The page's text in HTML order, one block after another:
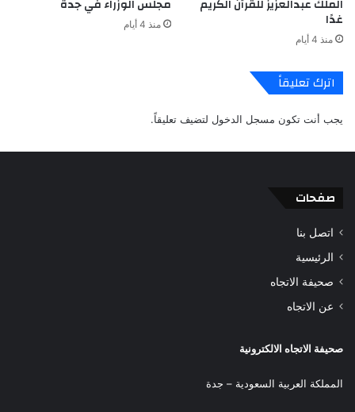
الملك عبدالعزيز للقرآن الكريم
غدًا
منذ 4 أيام
مجلس الوزراء في جدة
منذ 4 أيام
اترك تعليقاً
يجب أنت تكون مسجل الدخول لتضيف تعليقاً.
صفحات
اتصل بنا
الرئيسية
صحيفة الاتجاه
عن الاتجاه
صحيفة الاتجاه الالكترونية
المملكة العربية السعودية – جدة